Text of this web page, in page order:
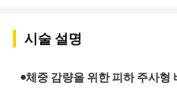
시술 설명
체중 감량을 위한 피하 주사형